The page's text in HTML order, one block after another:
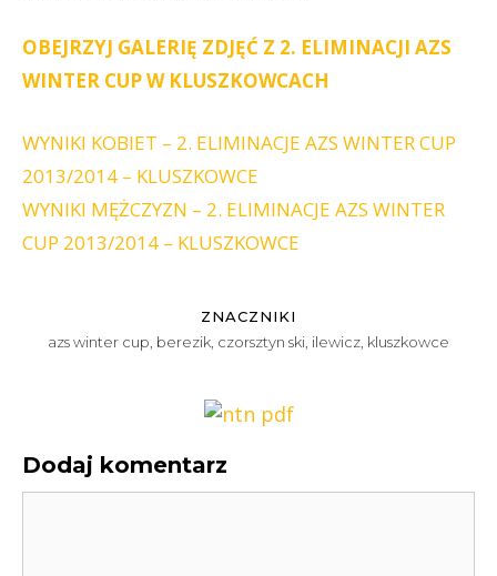
OBEJRZYJ GALERIĘ ZDJĘĆ Z 2. ELIMINACJI AZS
WINTER CUP W KLUSZKOWCACH
WYNIKI KOBIET – 2. ELIMINACJE AZS WINTER CUP
2013/2014 – KLUSZKOWCE
WYNIKI MĘŻCZYZN – 2. ELIMINACJE AZS WINTER
CUP 2013/2014 – KLUSZKOWCE
ZNACZNIKI
azs winter cup berezik czorsztyn ski ilewicz kluszkowce
Dodaj komentarz